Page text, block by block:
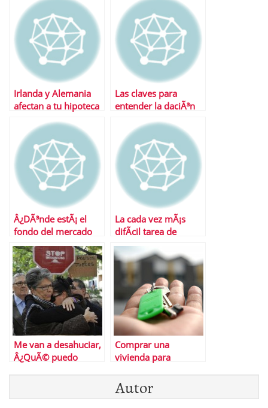
misterio
Irlanda y Alemania
afectan a tu hipoteca
Las claves para
entender la daciÃ³n
Â¿DÃ³nde estÃ¡ el
fondo del mercado
mercado
inmobiliario?
La cada vez mÃ¡s
difÃ­cil tarea de
comprar una casa
Me van a desahuciar,
Â¿QuÃ© puedo
Comprar una
vivienda para
Autor